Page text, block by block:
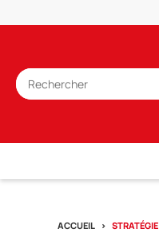
ACCUEIL STRATÉGIE